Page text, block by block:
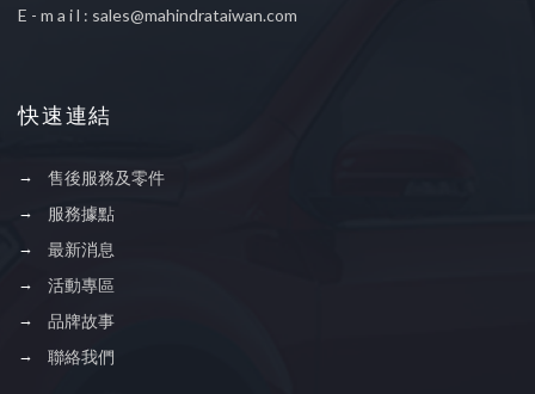
E - m a i l : sales@mahindrataiwan.com
快速連結
售後服務及零件
服務據點
最新消息
活動專區
品牌故事
聯絡我們